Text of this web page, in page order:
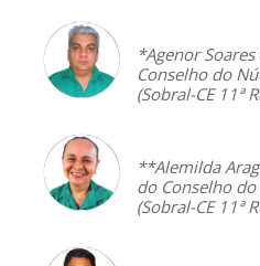
*Agenor
Conselho do
(Sobral-CE 11ª
**Alemilda
do Conselho
(Sobral-CE 11ª